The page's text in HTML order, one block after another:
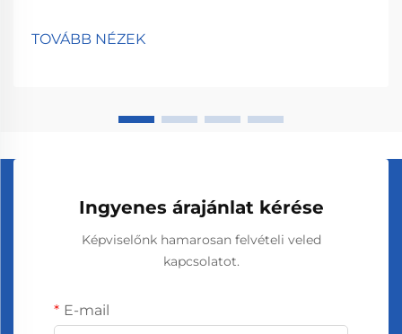
tényleges tér nagyságát. Mérje ki a
négyzetmétereket, mivel a nagyobb irodák erősebb
TOVÁBB NÉZEK
Ingyenes árajánlat kérése
Képviselőnk hamarosan felvételi veled
kapcsolatot.
E-mail